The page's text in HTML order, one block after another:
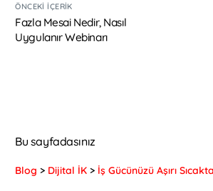
ÖNCEKI İÇERIK
Fazla Mesai Nedir, Nasıl
Uygulanır Webinarı
Bu sayfadasınız
Blog > Dijital İK > İş Gücünüzü Aşırı